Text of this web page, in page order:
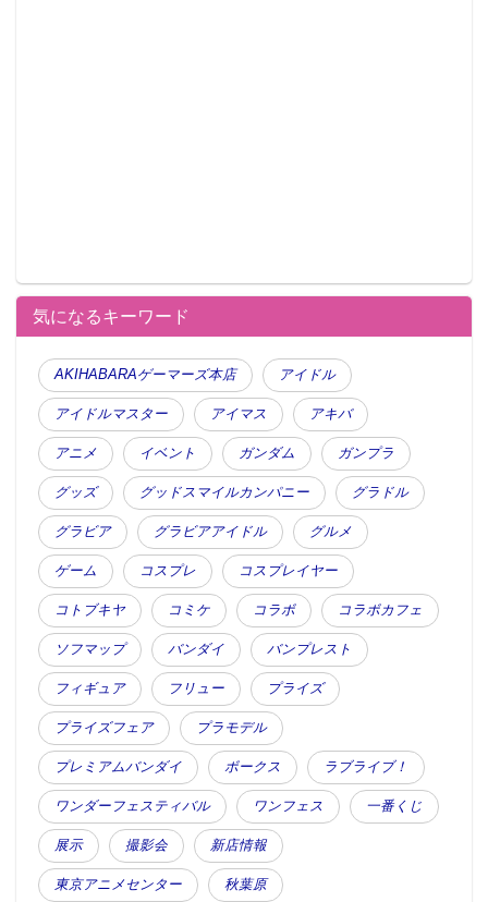
気になるキーワード
AKIHABARAゲーマーズ本店 アイドル
アイドルマスター アイマス アキバ
アニメ イベント ガンダム ガンプラ
グッズ グッドスマイルカンパニー グラドル
グラビア グラビアアイドル グルメ
ゲーム コスプレ コスプレイヤー
コトブキヤ コミケ コラボ コラボカフェ
ソフマップ バンダイ バンプレスト
フィギュア フリュー プライズ
プライズフェア プラモデル
プレミアムバンダイ ボークス ラブライブ！
ワンダーフェスティバル ワンフェス 一番くじ
展示 撮影会 新店情報
東京アニメセンター 秋葉原